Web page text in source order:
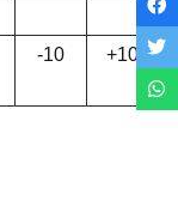
-10 +10